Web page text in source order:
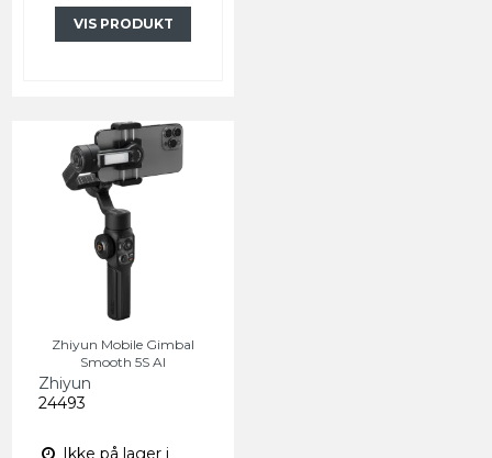
VIS PRODUKT
Zhiyun Mobile Gimbal
Smooth 5S AI
Zhiyun
24493
Ikke på lager i